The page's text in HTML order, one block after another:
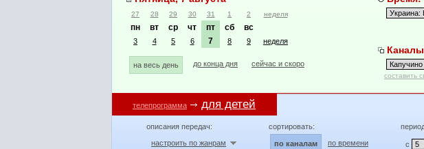
27 28 29 30 31 1 2 неделя
пн вт ср чт пт сб вс
3 4 5 6 7 8 9 неделя
на весь день до конца дня сейчас и скоро
составить
телепрограмма для детей
описания передач:
настроить по жанрам
сортировать:
по каналам по времени с